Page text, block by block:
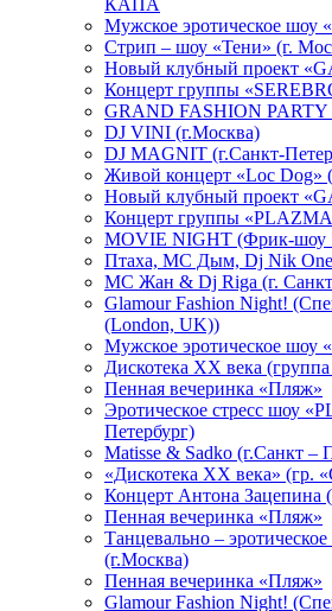
КАПА
Мужское эротическое шоу
Стрип – шоу «Тени» (г.
Новый клубный проект
Концерт группы
GRAND FASHION PARTY
DJ VINI (г.Москва)
DJ MAGNIT (г.Санкт-
Живой концерт «Loc Dog»
Новый клубный проект
Концерт группы
MOVIE NIGHT (Фрик-шоу
Птаха, МС Дым, Dj Nik One
МС Жан & Dj Riga (г.
Glamour Fashion Night!
(London, UK))
Мужское эротическое шоу
Дискотека XX века
Пенная вечеринка «Пляж»
Эротическое стресс шоу
Петербург)
Matisse & Sadko (г.Санкт –
«Дискотека ХХ века» (гр.
Концерт Антона Зацепина
Пенная вечеринка «Пляж»
Танцевально –
(г.Москва)
Пенная вечеринка «Пляж»
Glamour Fashion Night!